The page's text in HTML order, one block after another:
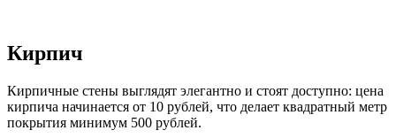
Кирпич
Кирпичные стены выглядят элегантно и стоят доступно: цена
кирпича начинается от 10 рублей, что делает квадратный метр
покрытия минимум 500 рублей.